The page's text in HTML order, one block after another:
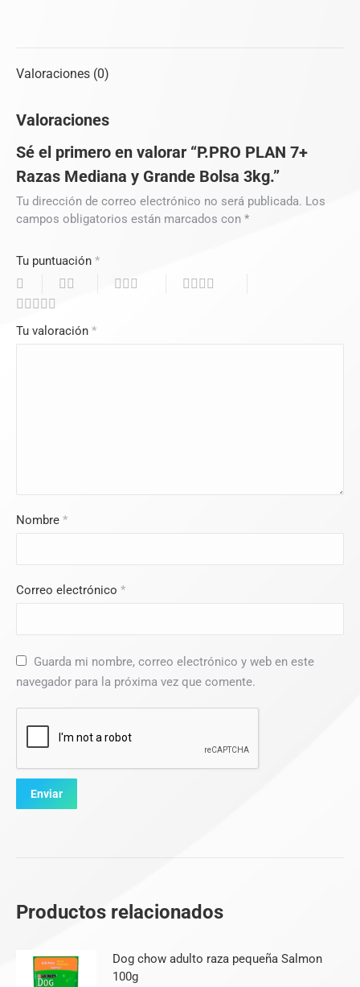
Valoraciones (0)
Valoraciones
Sé el primero en valorar “P.PRO PLAN 7+
Razas Mediana y Grande Bolsa 3kg.”
Tu dirección de correo electrónico no será publicada. Los
campos obligatorios están marcados con *
Tu puntuación *
Tu valoración *
Nombre *
Correo electrónico *
Guarda mi nombre, correo electrónico y web en este
navegador para la próxima vez que comente.
Productos relacionados
Dog chow adulto raza pequeña Salmon
100g